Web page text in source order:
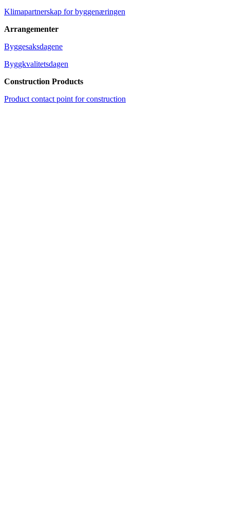
Klimapartnerskap for byggenæringen
Arrangementer
Byggesaksdagene
Byggkvalitetsdagen
Construction Products
Product contact point for construction